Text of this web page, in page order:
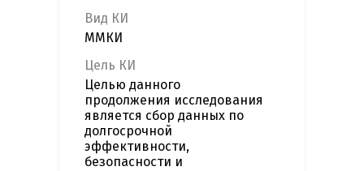
Вид КИ
ММКИ
Цель КИ
Целью данного
продолжения исследования
является сбор данных по
долгосрочной
эффективности,
безопасности и